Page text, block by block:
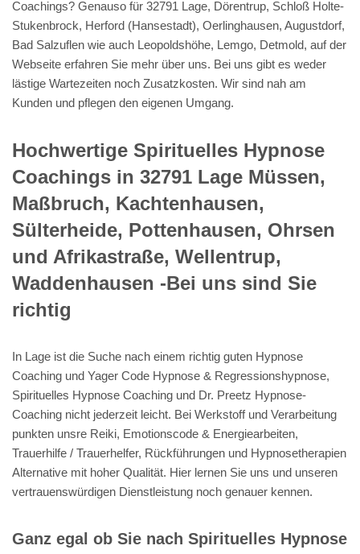
Coachings? Genauso für 32791 Lage, Dörentrup, Schloß Holte-
Stukenbrock, Herford (Hansestadt), Oerlinghausen, Augustdorf,
Bad Salzuflen wie auch Leopoldshöhe, Lemgo, Detmold, auf der
Webseite erfahren Sie mehr über uns. Bei uns gibt es weder
lästige Wartezeiten noch Zusatzkosten. Wir sind nah am
Kunden und pflegen den eigenen Umgang.
Hochwertige Spirituelles Hypnose
Coachings in 32791 Lage Müssen,
Maßbruch, Kachtenhausen,
Sülterheide, Pottenhausen, Ohrsen
und Afrikastraße, Wellentrup,
Waddenhausen -Bei uns sind Sie
richtig
In Lage ist die Suche nach einem richtig guten Hypnose
Coaching und Yager Code Hypnose & Regressionshypnose,
Spirituelles Hypnose Coaching und Dr. Preetz Hypnose-
Coaching nicht jederzeit leicht. Bei Werkstoff und Verarbeitung
punkten unsre Reiki, Emotionscode & Energiearbeiten,
Trauerhilfe / Trauerhelfer, Rückführungen und Hypnosetherapien
Alternative mit hoher Qualität. Hier lernen Sie uns und unseren
vertrauenswürdigen Dienstleistung noch genauer kennen.
Ganz egal ob Sie nach Spirituelles Hypnose